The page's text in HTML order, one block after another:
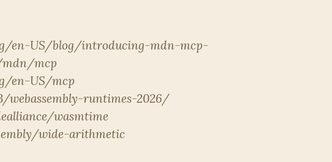
en-US/blog/introducing-mdn-mcp-
mcp
en-US/mcp
runtimes-2026/
wasmtime
wide-arithmetic